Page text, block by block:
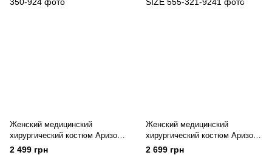
Женский медицинский
хирургический костюм Аризона
зеленый +SIZE
2 499 грн
Женский медицинский
хирургический костюм Аризона
черный LARGE SIZE
2 699 грн